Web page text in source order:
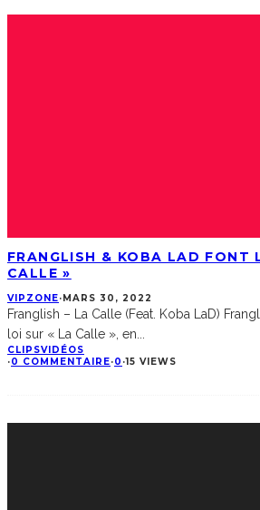
FRANGLISH & KOBA LAD FONT
CALLE »
VIPZONE·MARS 30, 2022
Franglish – La Calle (Feat. Koba LaD)
loi sur « La Calle », en
CLIPSVIDÉOS
·0 COMMENTAIRE·0 ·15 VIEWS